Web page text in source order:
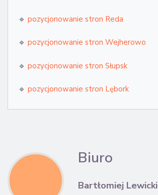
🔹 pozycjonowanie stron Reda
🔹 pozycjonowanie stron Wejherowo
🔹 pozycjonowanie stron Słupsk
🔹 pozycjonowanie stron Lębork
Biuro
Bartłomiej Lewicki